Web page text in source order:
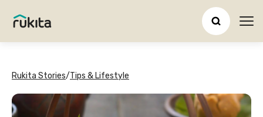
Rukita Stories/Tips & Lifestyle